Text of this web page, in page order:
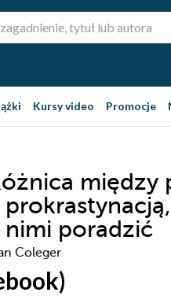
Kursy video Promocje
między
nimi poradzić
Coleger